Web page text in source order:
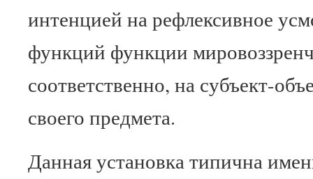
интенцией на рефлексивное
функций функции
соответственно, на субъект-
своего предмета.
Данная установка типична